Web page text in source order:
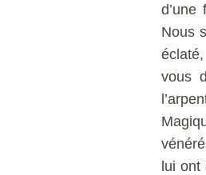
Nous
vous
lui ont